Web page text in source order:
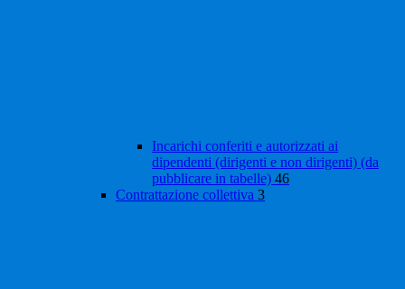
Incarichi conferiti e autorizzati ai
dipendenti (dirigenti e non dirigenti) (da
pubblicare in tabelle) 46
Contrattazione collettiva 3